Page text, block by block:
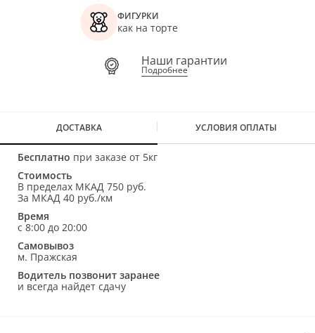
ФИГУРКИ
как на торте
Наши гарантии
Подробнее
ДОСТАВКА УСЛОВИЯ ОПЛАТЫ
Бесплатно при заказе от 5кг
Стоимость
В пределах МКАД 750 руб.
За МКАД 40 руб./км
Время
с 8:00 до 20:00
Самовывоз
м. Пражская
Водитель позвонит заранее
и всегда найдет сдачу